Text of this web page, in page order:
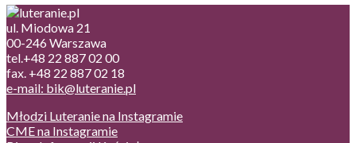
ul. Miodowa 21
00-246 Warszawa
tel.+48 22 887 02 00
fax. +48 22 887 02 18
e-mail: bik@luteranie.pl
Młodzi Luteranie na Instagramie
CME na Instagramie